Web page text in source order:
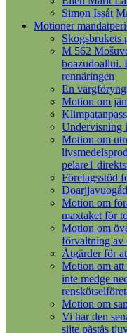
Simon Issát
Motioner
Skogsbrukets
M 562
boazudoallui.
rennäringen
En
Motion om
Undervisning
Motion om
pelare1
Företagsstöd
Motion om
maxtaket för
Motion om
förvaltning av
Åtgärder för
Motion om att
inte medge
Motion om
Vi har den
sijte påstås